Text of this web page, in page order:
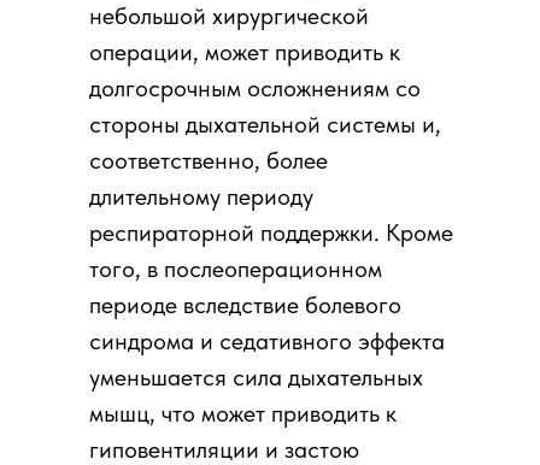
небольшой хирургической
операции, может приводить к
долгосрочным осложнениям со
стороны дыхательной системы и,
соответственно, более
длительному периоду
респираторной поддержки. Кроме
того, в послеоперационном
периоде вследствие болевого
синдрома и седативного эффекта
уменьшается сила дыхательных
мышц, что может приводить к
гиповентиляции и застою